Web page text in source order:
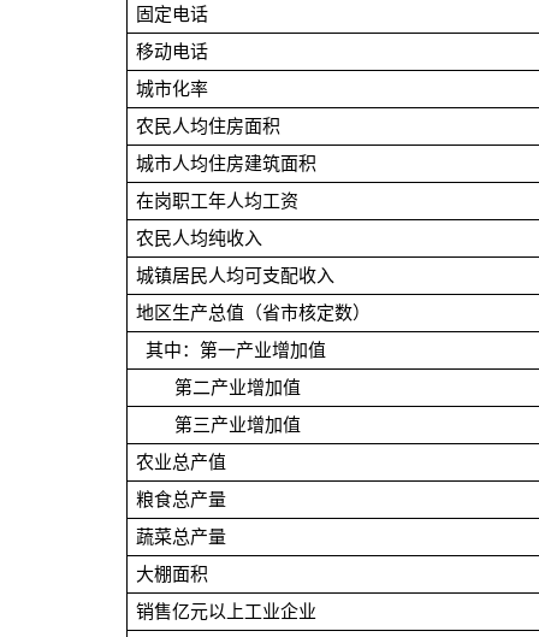
固定电话
移动电话
城市化率
农民人均住房面积
城市人均住房建筑面积
在岗职工年人均工资
农民人均纯收入
城镇居民人均可支配收入
地区生产总值（省市核定数）
其中：第一产业增加值
第二产业增加值
第三产业增加值
农业总产值
粮食总产量
蔬菜总产量
大棚面积
销售亿元以上工业企业